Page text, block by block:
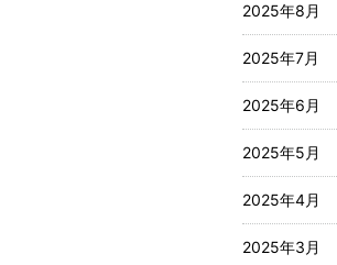
2025年8月
2025年7月
2025年6月
2025年5月
2025年4月
2025年3月